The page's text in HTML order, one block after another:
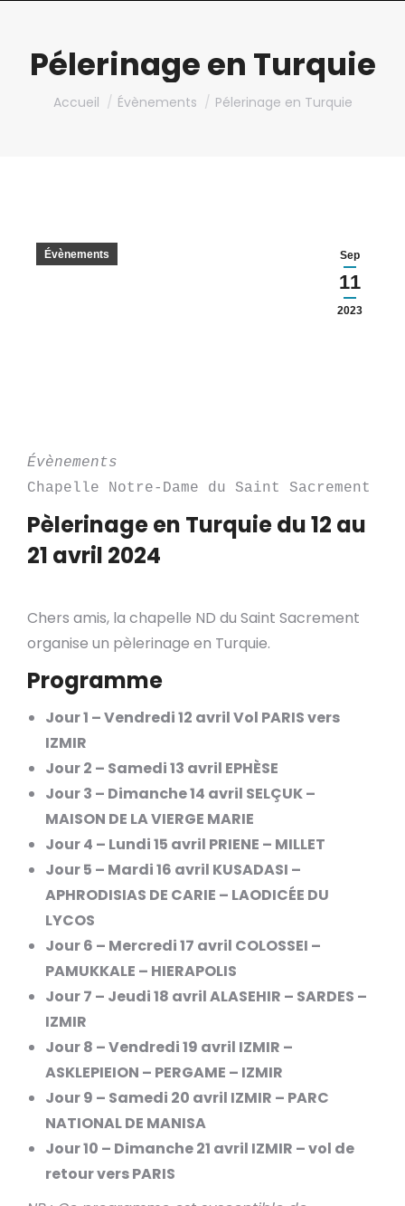
Pélerinage en Turquie
Vous êtes ici :
Accueil Évènements Pélerinage en Turquie
Sep
11
2023
Évènements
Évènements
Chapelle Notre-Dame du Saint Sacrement
Pèlerinage en Turquie du 12 au
21 avril 2024
Chers amis, la chapelle ND du Saint Sacrement
organise un pèlerinage en Turquie.
Programme
Jour 1 – Vendredi 12 avril Vol PARIS vers
IZMIR
Jour 2 – Samedi 13 avril EPHÈSE
Jour 3 – Dimanche 14 avril SELÇUK –
MAISON DE LA VIERGE MARIE
Jour 4 – Lundi 15 avril PRIENE – MILLET
Jour 5 – Mardi 16 avril KUSADASI –
APHRODISIAS DE CARIE – LAODICÉE DU
LYCOS
Jour 6 – Mercredi 17 avril COLOSSEI –
PAMUKKALE – HIERAPOLIS
Jour 7 – Jeudi 18 avril ALASEHIR – SARDES –
IZMIR
Jour 8 – Vendredi 19 avril IZMIR –
ASKLEPIEION – PERGAME – IZMIR
Jour 9 – Samedi 20 avril IZMIR – PARC
NATIONAL DE MANISA
Jour 10 – Dimanche 21 avril IZMIR – vol de
retour vers PARIS